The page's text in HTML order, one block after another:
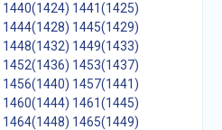
1440(1424) 1441(1425)
1444(1428) 1445(1429)
1448(1432) 1449(1433)
1452(1436) 1453(1437)
1456(1440) 1457(1441)
1460(1444) 1461(1445)
1464(1448) 1465(1449)